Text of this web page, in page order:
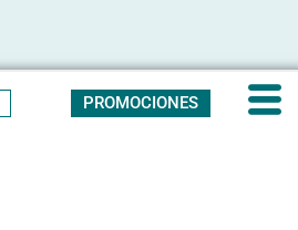
PROMOCIONES